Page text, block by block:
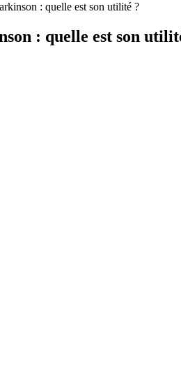
: quelle est son utilité ?
: quelle est son